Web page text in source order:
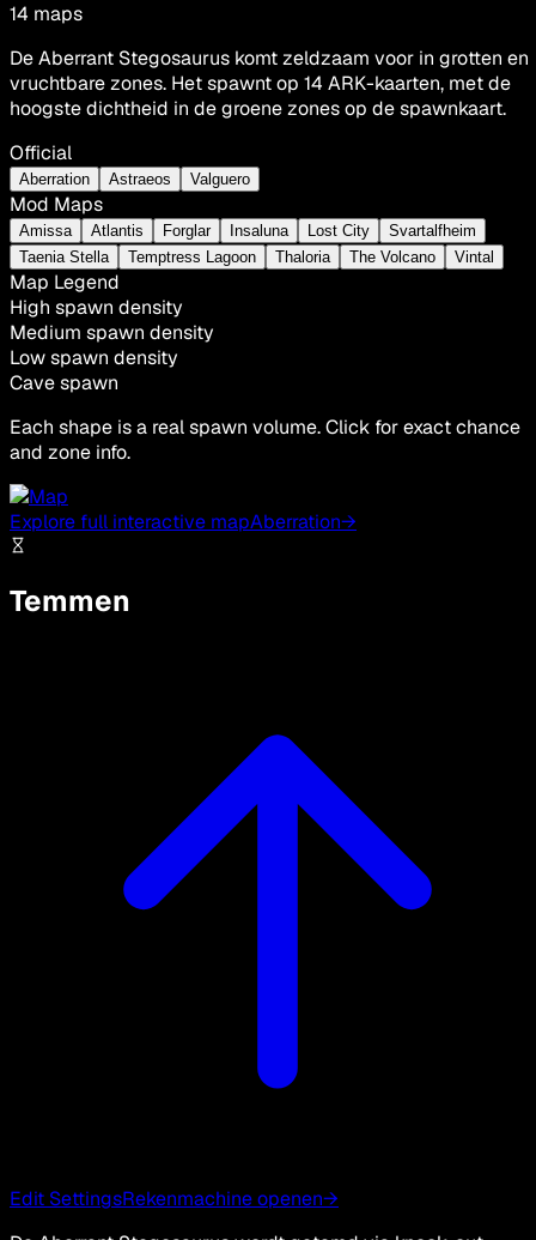
14 maps
De Aberrant Stegosaurus komt zeldzaam voor in grotten en
vruchtbare zones. Het spawnt op 14 ARK-kaarten, met de
hoogste dichtheid in de groene zones op de spawnkaart.
Official
Aberration Astraeos Valguero
Mod Maps
Amissa Atlantis Forglar Insaluna Lost City
Svartalfheim
Taenia Stella
Temptress Lagoon Thaloria The Volcano Vintal
Map Legend
High spawn density
Medium spawn density
Low spawn density
Cave spawn
Each shape is a real spawn volume. Click for exact chance
and zone info.
Explore full interactive mapAberration→
Temmen
Edit SettingsRekenmachine openen→